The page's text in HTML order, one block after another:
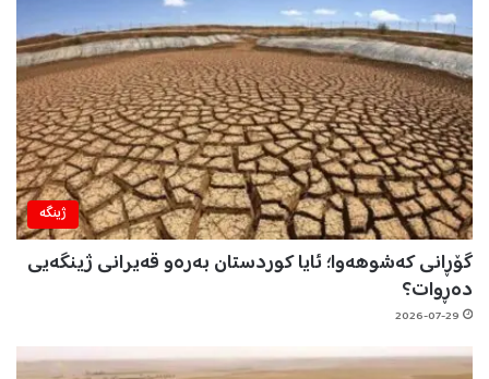
ژینگه‌
گۆڕانی کەشوهەوا؛ ئایا کوردستان بەرەو قەیرانی ژینگەیی
دەڕوات؟
2026-07-29